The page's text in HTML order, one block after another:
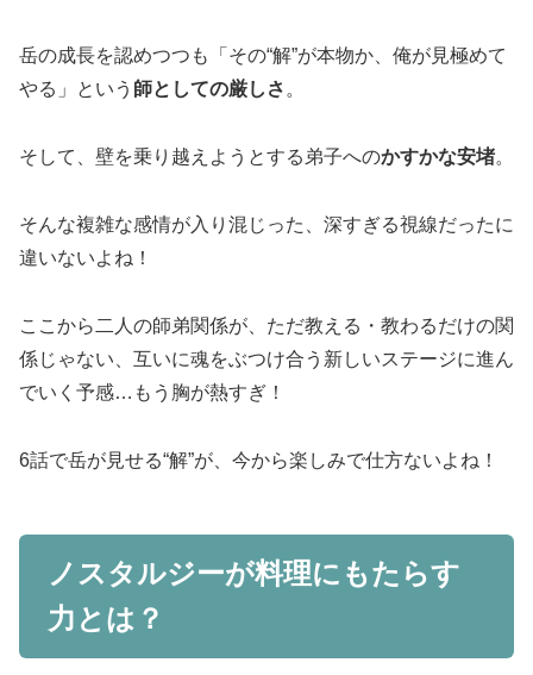
岳の成長を認めつつも「その“解”が本物か、俺が見極めて
やる」という 師としての厳しさ 。
そして、壁を乗り越えようとする弟子へのかすかな安堵。
そんな複雑な感情が入り混じった、深すぎる視線だったに
違いないよね！
ここから二人の師弟関係が、ただ教える・教わるだけの関
係じゃない、互いに魂をぶつけ合う新しいステージに進ん
でいく予感…もう胸が熱すぎ！
6話で岳が見せる“解”が、今から楽しみで仕方ないよね！
ノスタルジーが料理にもたらす
力とは？